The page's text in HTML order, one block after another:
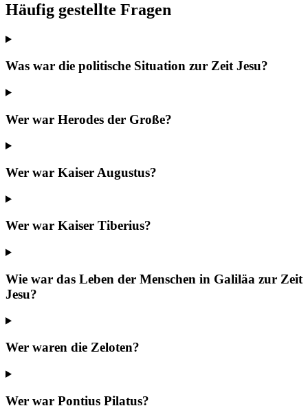
Häufig gestellte Fragen
Was war die politische Situation zur Zeit Jesu?
Wer war Herodes der Große?
Wer war Kaiser Augustus?
Wer war Kaiser Tiberius?
Wie war das Leben der Menschen in Galiläa zur Zeit
Jesu?
Wer waren die Zeloten?
Wer war Pontius Pilatus?